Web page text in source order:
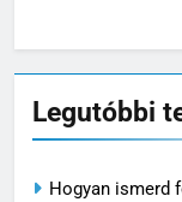
Legutóbbi
Hogyan ismerd